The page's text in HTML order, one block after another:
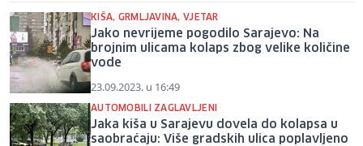
KIŠA, GRMLJAVINA, VJETAR
Jako nevrijeme pogodilo Sarajevo: Na
brojnim ulicama kolaps zbog velike količine
vode
23.09.2023. u 16:49
AUTOMOBILI ZAGLAVLJENI
Jaka kiša u Sarajevu dovela do kolapsa u
saobraćaju: Više gradskih ulica poplavljeno